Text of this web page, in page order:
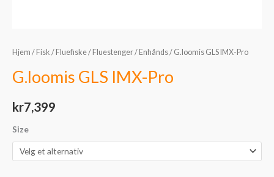
Hjem / Fisk / Fluefiske/ Fluestenger/ Enhånds/ G.loomis GLS IMX-Pro
G.loomis GLS IMX-Pro
kr7,399
Size